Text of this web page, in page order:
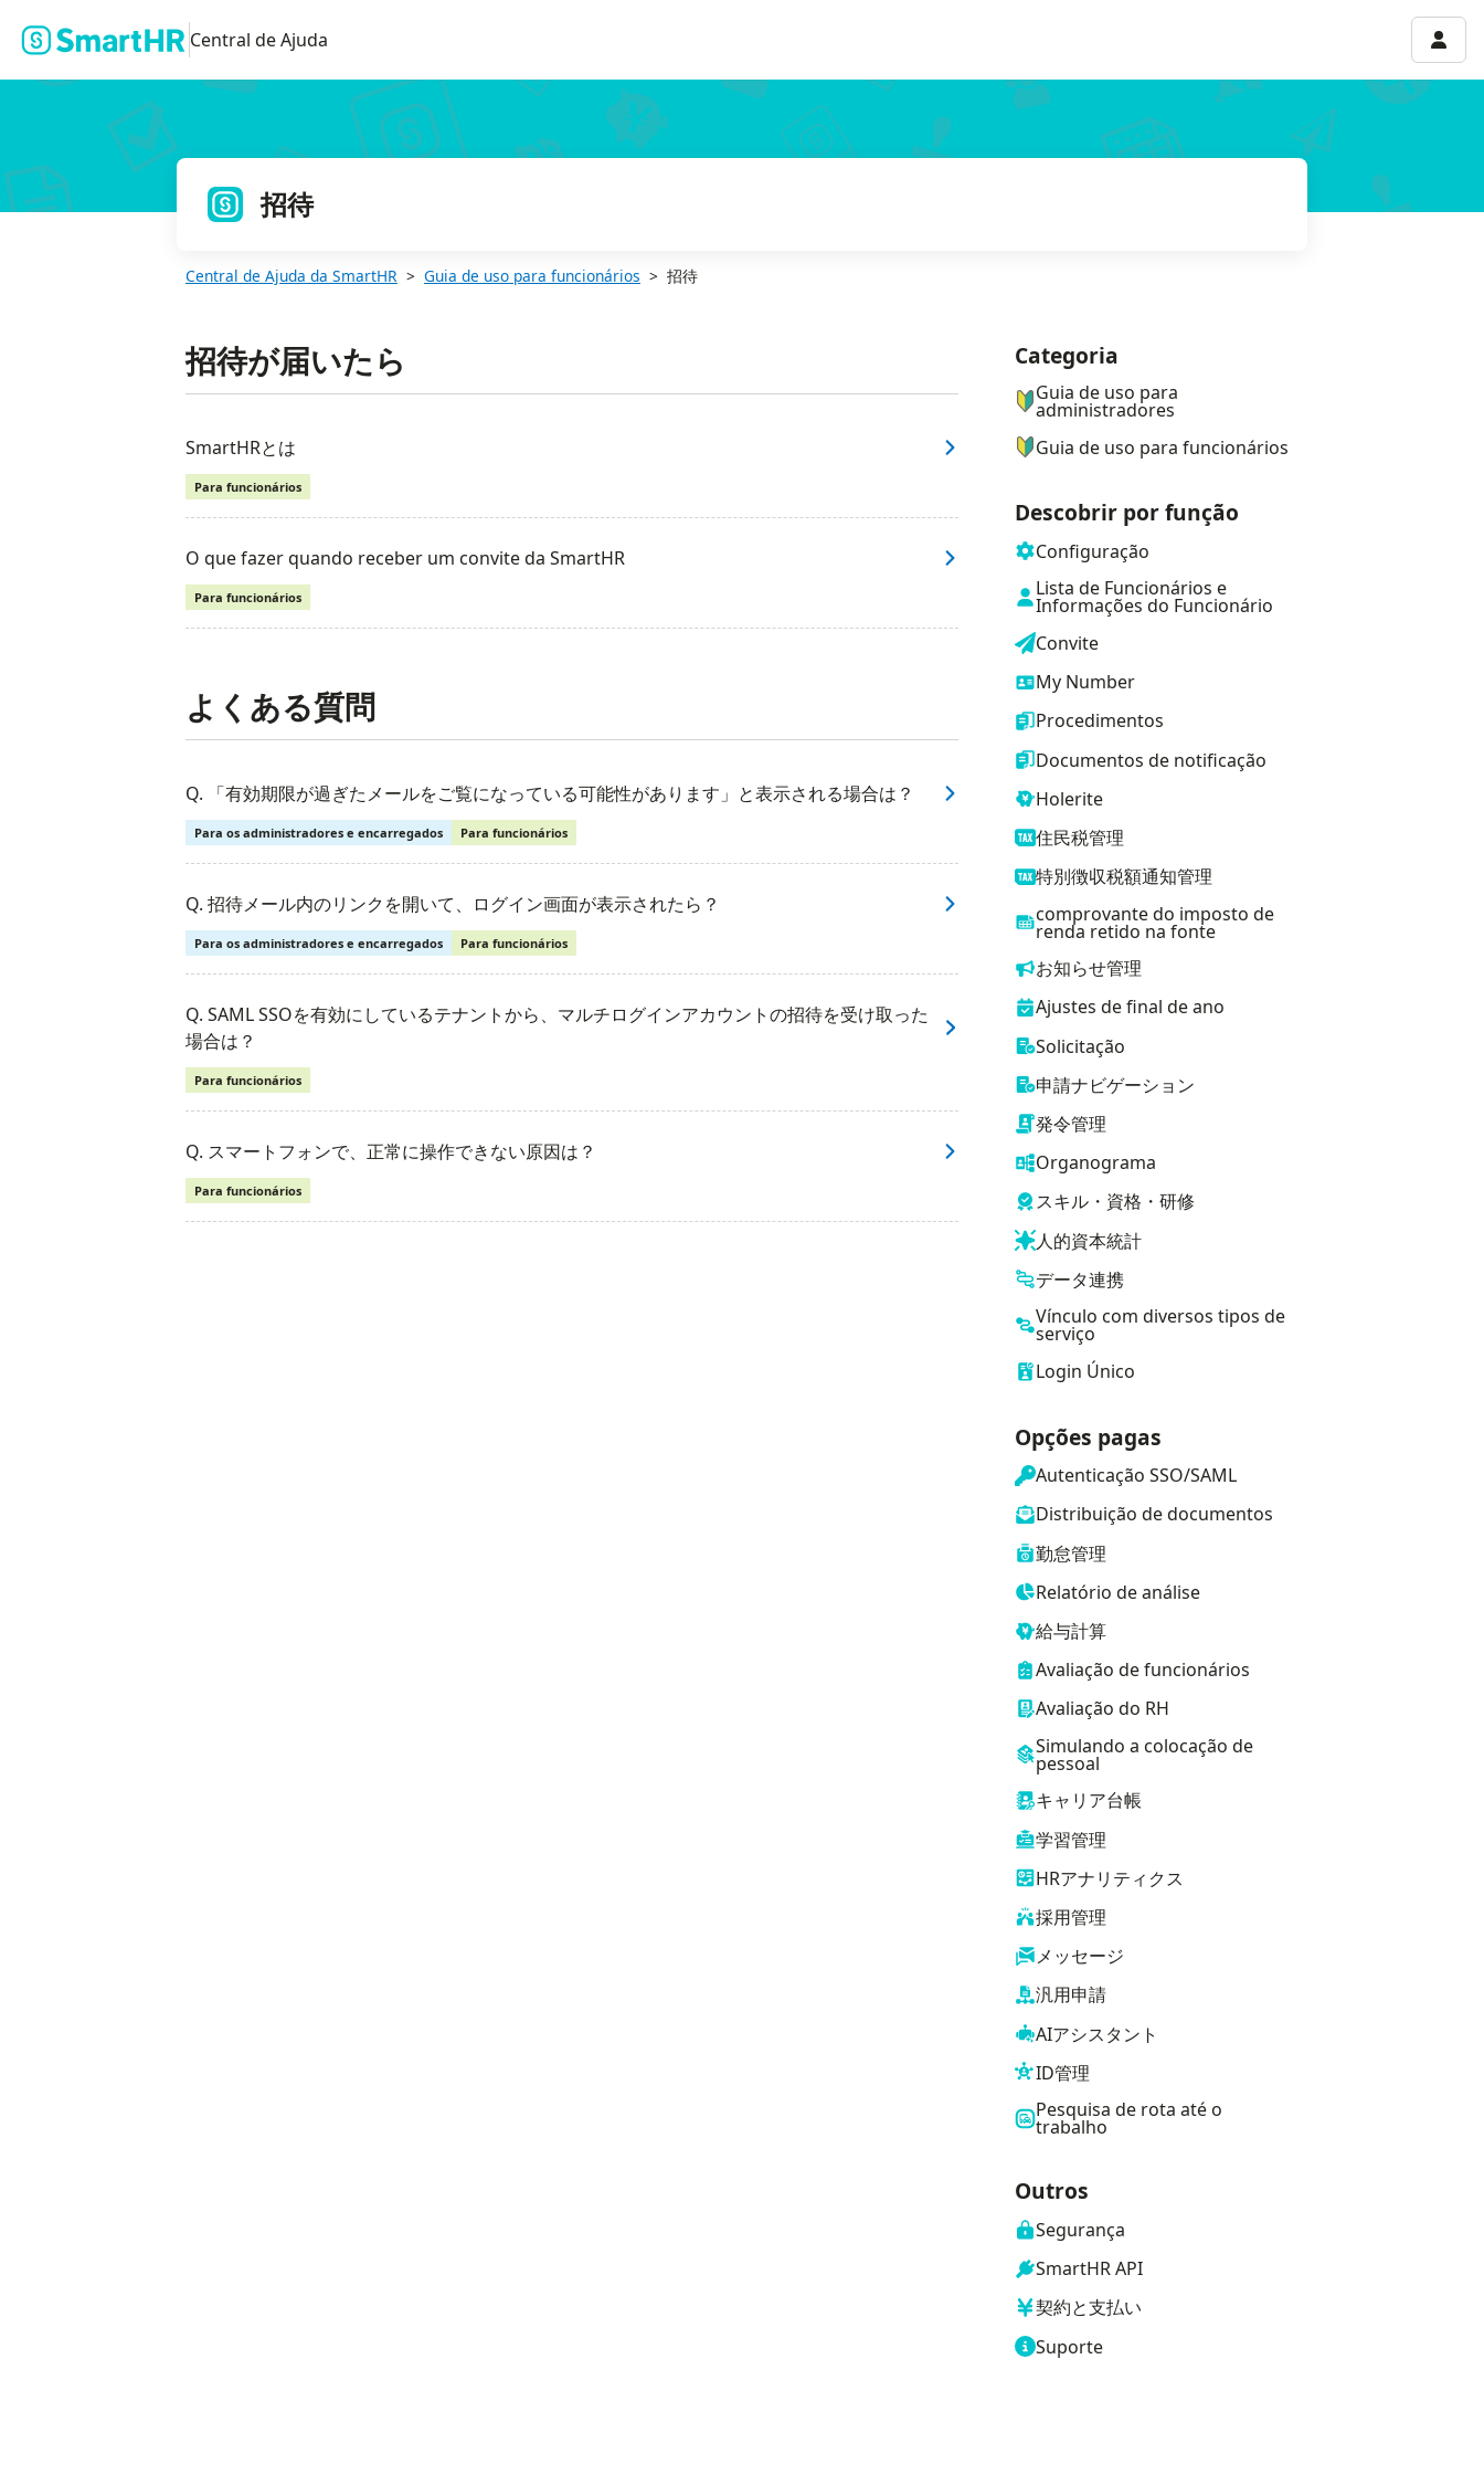
Central de Ajuda
招待
Central de Ajuda da SmartHR Guia de uso para funcionários 招待
招待が届いたら
SmartHRとは
Para funcionários
O que fazer quando receber um convite da SmartHR
Para funcionários
よくある質問
Q. 「有効期限が過ぎたメールをご覧になっている可能性があります」と表示される場合は？
Para os administradores e encarregados Para funcionários
Q. 招待メール内のリンクを開いて、ログイン画面が表示されたら？
Para os administradores e encarregados Para funcionários
Q. SAML SSOを有効にしているテナントから、マルチログインアカウントの招待を受け取った
場合は？
Para funcionários
Q. スマートフォンで、正常に操作できない原因は？
Para funcionários
ナビゲーションメニュー
Categoria
Guia de uso para
administradores
Guia de uso para funcionários
Descobrir por função
Configuração
Lista de Funcionários e
Informações do Funcionário
Convite
My Number
Procedimentos
Documentos de notificação
Holerite
住民税管理
特別徴収税額通知管理
comprovante do imposto de
renda retido na fonte
お知らせ管理
Ajustes de final de ano
Solicitação
申請ナビゲーション
発令管理
Organograma
スキル・資格・研修
人的資本統計
データ連携
Vínculo com diversos tipos de
serviço
Login Único
Opções pagas
Autenticação SSO/SAML
Distribuição de documentos
勤怠管理
Relatório de análise
給与計算
Avaliação de funcionários
Avaliação do RH
Simulando a colocação de
pessoal
キャリア台帳
学習管理
HRアナリティクス
採用管理
メッセージ
汎用申請
AIアシスタント
ID管理
Pesquisa de rota até o
trabalho
Outros
Segurança
SmartHR API
契約と支払い
Suporte